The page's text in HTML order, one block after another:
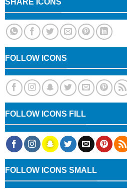
SHARE ICONS
FOLLOW ICONS
FOLLOW ICONS FILL
FOLLOW ICONS SMALL